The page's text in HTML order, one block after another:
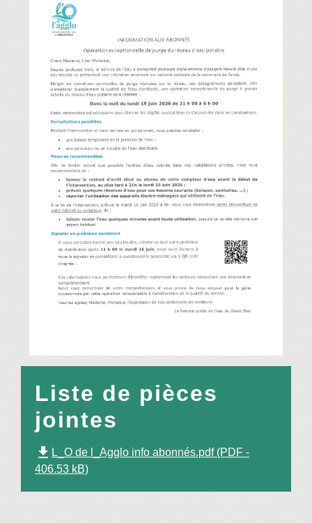
Liste de pièces
jointes
file_download L_O de l_Agglo info abonnés.pdf (PDF -
406.53 kB)